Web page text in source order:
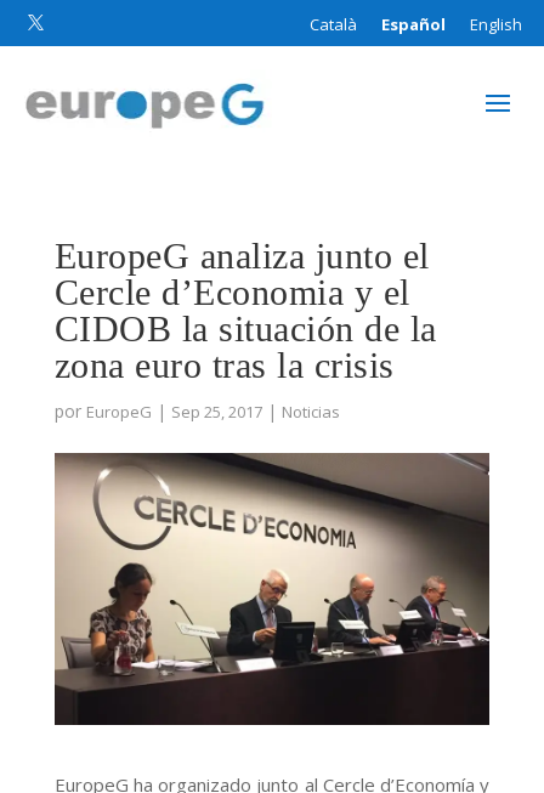
 Català Español English
EuropeG analiza junto el
Cercle d’Economia y el
CIDOB la situación de la
zona euro tras la crisis
por EuropeG | Sep 25, 2017| Noticias
EuropeG ha organizado junto al Cercle d’Economía y